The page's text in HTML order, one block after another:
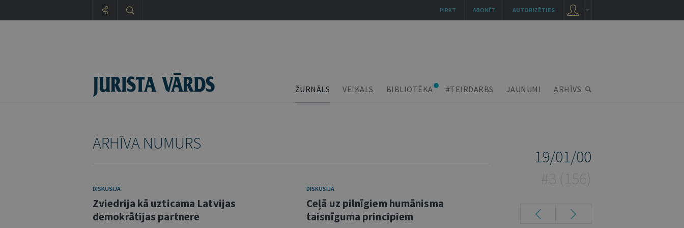
ŽURNĀLS VEIKALS BIBLIOTĒKA #TEIRDARBS JAUNUMI ARHĪVS
ARHĪVA NUMURS
DISKUSIJA
Zviedrija kā uzticama Latvijas
demokrātijas partnere
DISKUSIJA
Ceļā uz pilnīgiem humānisma
taisnīguma principiem
19/01/00
AUTORIZĒTIES
ABONĒT
PIRKT